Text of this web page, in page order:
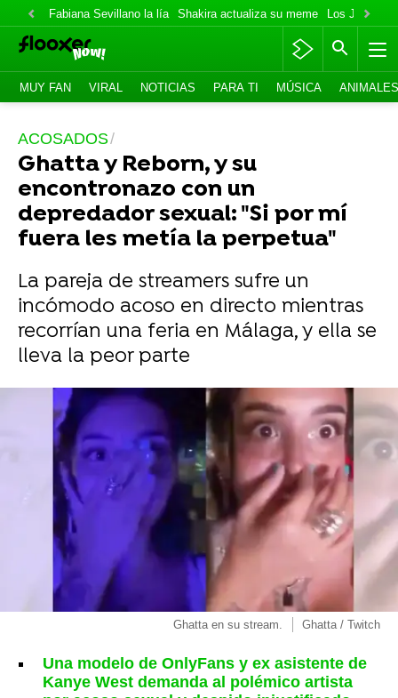
Fabiana Sevillano la lía Shakira actualiza su meme Los Jonas
MUY FAN VIRAL NOTICIAS PARA TI MÚSICA ANIMALES
ACOSADOS
Ghatta y Reborn, y su
encontronazo con un
depredador sexual: "Si por mí
fuera les metía la perpetua"
La pareja de streamers sufre un
incómodo acoso en directo mientras
recorrían una feria en Málaga, y ella se
lleva la peor parte
Ghatta en su stream. Ghatta / Twitch
Una modelo de OnlyFans y ex asistente de
Kanye West demanda al polémico artista